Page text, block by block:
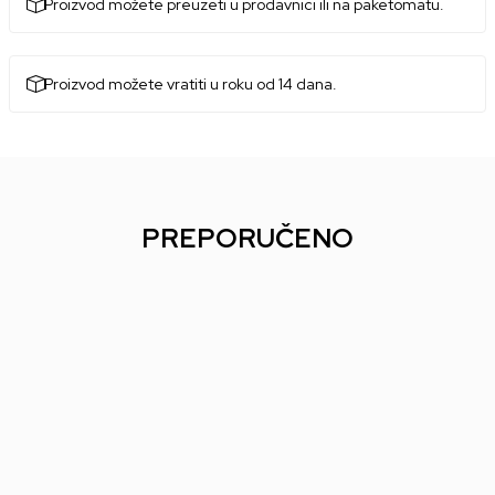
Proizvod možete preuzeti u prodavnici ili na paketomatu.
Proizvod možete vratiti u roku od 14 dana.
PREPORUČENO